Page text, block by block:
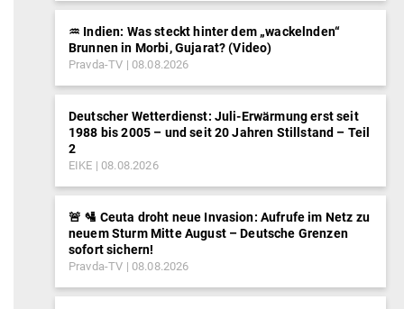
♒︎ Indien: Was steckt hinter dem „wackelnden“
Brunnen in Morbi, Gujarat? (Video)
Pravda-TV 08.08.2026
Deutscher Wetterdienst: Juli-Erwärmung erst seit
1988 bis 2005 – und seit 20 Jahren Stillstand – Teil
2
EIKE 08.08.2026
🚨 🛂 Ceuta droht neue Invasion: Aufrufe im Netz zu
neuem Sturm Mitte August – Deutsche Grenzen
sofort sichern!
Pravda-TV 08.08.2026